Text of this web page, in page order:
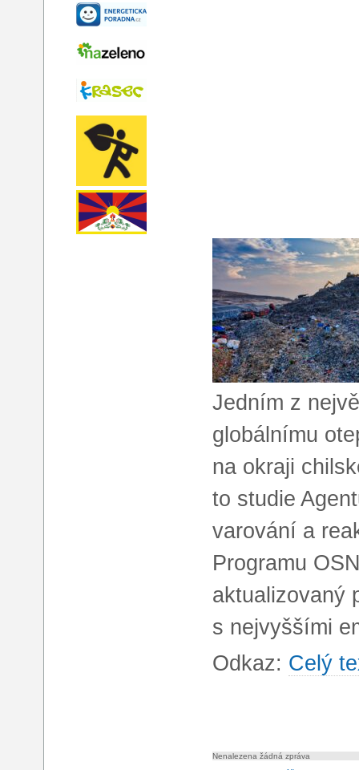
Jedním z
globálnímu
na okraji
to studie
varování a
Programu
aktualizovaný
s nejvyššími
Odkaz: Celý
Nenalezena žádná zpráva